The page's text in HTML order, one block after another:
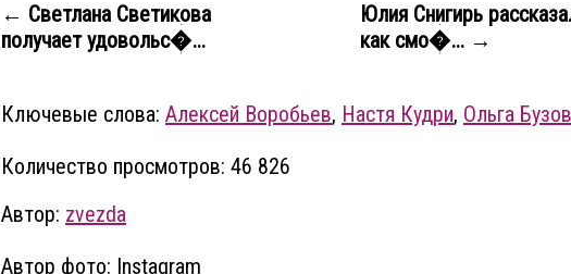
← Светлана Светикова
получает удовольс�...
Юлия Снигирь
как смо�... →
Ключевые слова: Алексей Воробьев, Настя Кудри, Ольга
Количество просмотров: 46 826
Автор: zvezda
Автор фото: Instagram